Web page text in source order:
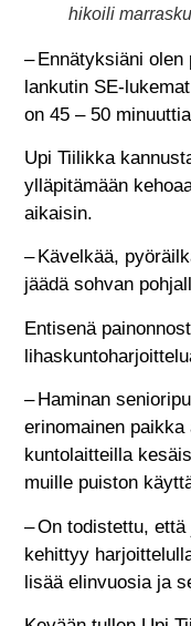
hikoili
– Ennätyksiäni
lankutin SE-
on 45 – 50
Upi Tiilikka
ylläpitämään
aikaisin.
– Kävelkää,
jäädä sohvan
Entisenä
– Haminan
erinomainen
kuntolaitteilla
muille puiston
– On todistettu,
kehittyy
lisää elinvuosia ja